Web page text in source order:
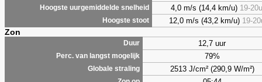
Hoogste uurgemiddelde snelheid 4,0 m/s (14,4 km/u) 19-20u
Hoogste stoot 12,0 m/s (43,2 km/u) 19-
Zon
Duur 12,7 uur
Perc. van langst mogelijk 79%
Globale straling 2513 J/cm² (290,9 W/m²)